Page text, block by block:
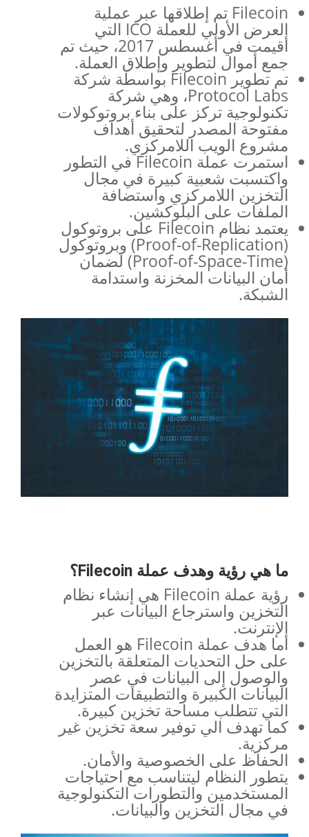
Filecoin تم إطلاقها عبر عملية
العرض الأولي للعملة ICO التي
أقيمت في أغسطس 2017، حيث تم
جمع أموال لتطوير وإطلاق العملة.
تم تطوير Filecoin بواسطة شركة
Protocol Labs، وهي شركة
تكنولوجية تركز على بناء بروتوكولات
مفتوحة المصدر لتحقيق أهداف
مشروع الويب اللامركزي.
استمرت عملة Filecoin في التطور
واكتسبت شعبية كبيرة في مجال
التخزين اللامركزي واستضافة
الملفات على البلوكشين.
يعتمد نظام Filecoin على بروتوكول
(Proof-of-Replication) وبروتوكول
(Proof-of-Space-Time) لضمان
أمان البيانات المخزنة واستدامة
الشبكة.
ما هي رؤية وهدف عملة Filecoin؟
رؤية عملة Filecoin هي إنشاء نظام
التخزين واسترجاع البيانات عبر
الإنترنت.
أما هدف عملة Filecoin هو العمل
على حل التحديات المتعلقة بالتخزين
والوصول إلى البيانات في عصر
البيانات الكبيرة والتطبيقات المتزايدة
التي تتطلب مساحة تخزين كبيرة.
كما تهدف الي توفير سعة تخزين غير
مركزية.
الحفاظ على الخصوصية والأمان.
يتطور النظام ليتناسب مع احتياجات
المستخدمين والتطورات التكنولوجية
في مجال التخزين والبيانات.